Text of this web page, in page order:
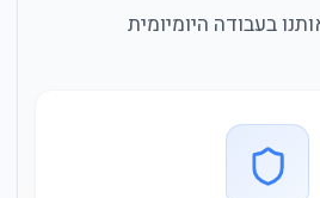
בעבודה היומיומית